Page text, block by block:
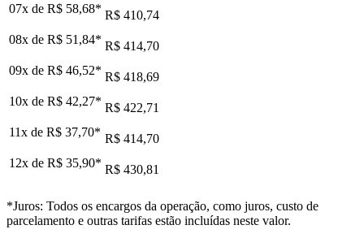
07x de R$ 58,68* R$ 410,74
08x de R$ 51,84* R$ 414,70
09x de R$ 46,52* R$ 418,69
10x de R$ 42,27* R$ 422,71
11x de R$ 37,70* R$ 414,70
12x de R$ 35,90* R$ 430,81
*Juros: Todos os encargos da operação, como juros, custo de
parcelamento e outras tarifas estão incluídas neste valor.